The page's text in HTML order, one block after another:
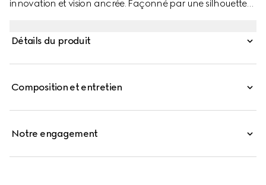
innovation et vision ancrée. Façonné par une silhouette
toile GG, ce style est agrémenté d’un subtil détail "Gucci
Détails du produit
Composition et entretien
Notre engagement